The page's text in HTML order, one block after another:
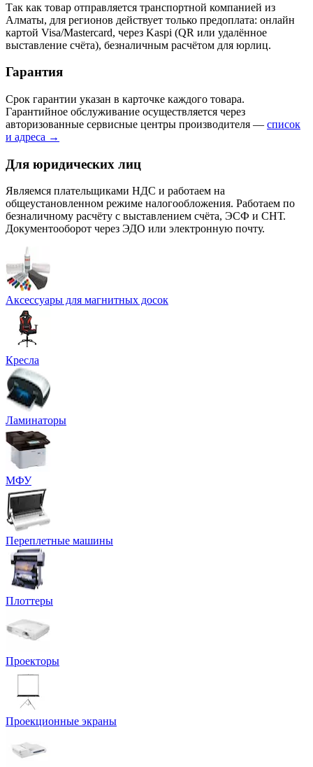
Так как товар отправляется транспортной компанией из
Алматы, для регионов действует только предоплата: онлайн
картой Visa/Mastercard, через Kaspi (QR или удалённое
выставление счёта), безналичным расчётом для юрлиц.
Гарантия
Срок гарантии указан в карточке каждого товара.
Гарантийное обслуживание осуществляется через
авторизованные сервисные центры производителя — список
и адреса →
Для юридических лиц
Являемся плательщиками НДС и работаем на
общеустановленном режиме налогообложения. Работаем по
безналичному расчёту с выставлением счёта, ЭСФ и СНТ.
Документооборот через ЭДО или электронную почту.
Аксессуары для магнитных досок
Кресла
Ламинаторы
МФУ
Переплетные машины
Плоттеры
Проекторы
Проекционные экраны